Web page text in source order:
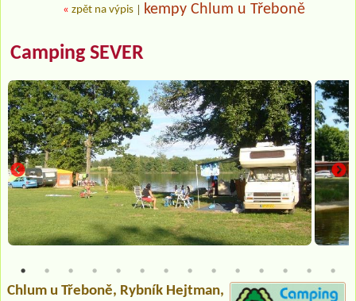
« zpět na výpis kempy Chlum u Třeboně
Camping SEVER
Chlum u Třeboně, Rybník Hejtman,